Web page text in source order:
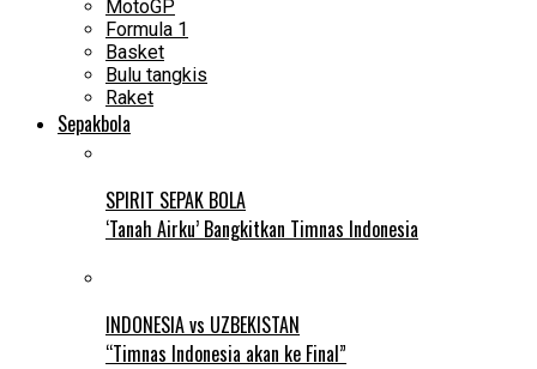
MotoGP
Formula 1
Basket
Bulu tangkis
Raket
Sepakbola
SPIRIT SEPAK BOLA
‘Tanah Airku’ Bangkitkan Timnas Indonesia
INDONESIA vs UZBEKISTAN
“Timnas Indonesia akan ke Final”